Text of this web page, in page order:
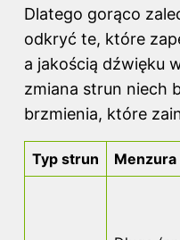
Dlatego gorąco
odkryć te, które
a jakością dźwięku
zmiana strun niech
brzmienia, które
Typ strun